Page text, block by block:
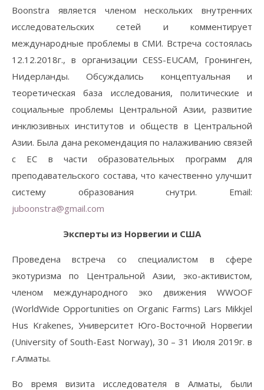
Boonstra является членом нескольких внутренних
исследовательских сетей и комментирует
международные проблемы в СМИ. Встреча состоялась
12.12.2018г., в организации CESS-EUCAM, Гронинген,
Нидерланды. Обсуждались концептуальная и
теоретическая база исследования, политические и
социальные проблемы Центральной Азии, развитие
инклюзивных институтов и обществ в Центральной
Азии. Была дана рекомендация по налаживанию связей
с ЕС в части образовательных программ для
преподавательского состава, что качественно улучшит
систему образования снутри. Email:
juboonstra@gmail.com
Эксперты из Норвегии и США
Проведена встреча со специалистом в сфере
экотуризма по Центральной Азии, эко-активистом,
членом международного эко движения WWOOF
(WorldWide Opportunities on Organic Farms) Lars Mikkjel
Hus Krakenes, Университет Юго-Восточной Норвегии
(University of South-East Norway), 30 – 31 Июля 2019г. в
г.Алматы.
Во время визита исследователя в Алматы, были